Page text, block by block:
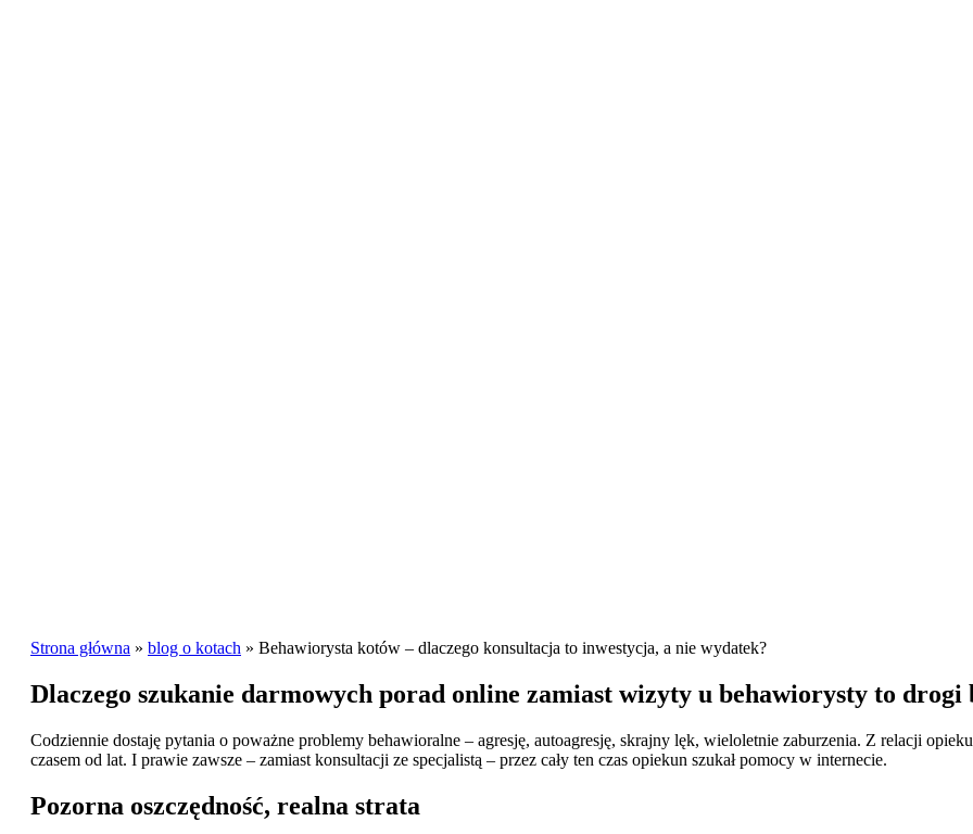
Strona główna » blog o kotach » Behawiorysta kotów – dlaczego konsultacja to inwestycja, a nie wydatek?
Dlaczego szukanie darmowych porad online zamiast wizyty u behawiorysty to drogi
Codziennie dostaję pytania o poważne problemy behawioralne – agresję, autoagresję, skrajny lęk, wieloletnie zaburzenia. Z relacji
czasem od lat. I prawie zawsze – zamiast konsultacji ze specjalistą – przez cały ten czas opiekun szukał pomocy w internecie.
Pozorna oszczędność, realna strata